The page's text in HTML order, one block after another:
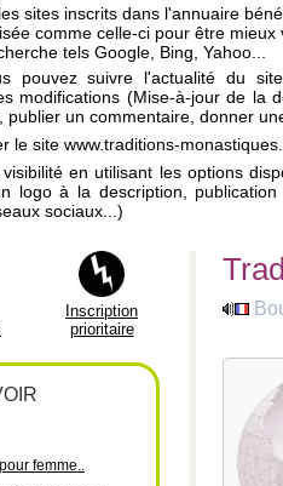
sites inscrits dans l'annuaire
comme celle-ci pour être mieux
tels Google, Bing, Yahoo...
pouvez suivre l'actualité du
modifications (Mise-à-jour de la
publier un commentaire, donner
le site www.traditions-
en utilisant les options
logo à la description,
sociaux...)
Inscription
prioritaire
femme..